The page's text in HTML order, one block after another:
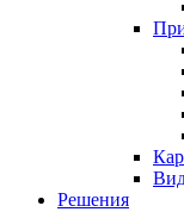
Решения